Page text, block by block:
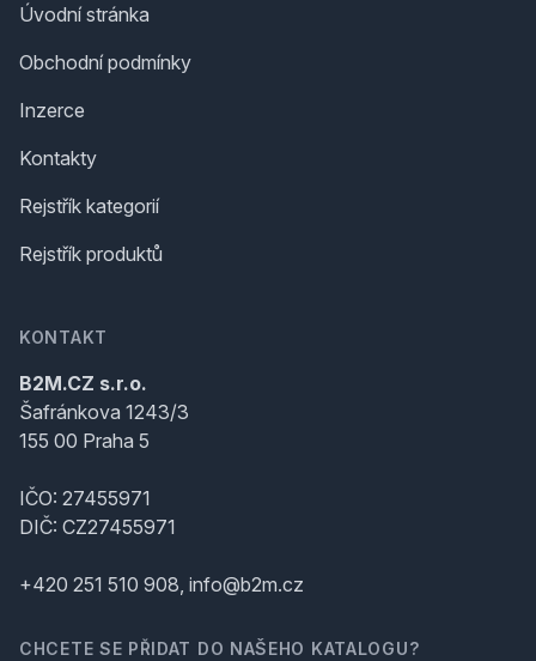
Úvodní stránka
Obchodní podmínky
Inzerce
Kontakty
Rejstřík kategorií
Rejstřík produktů
KONTAKT
B2M.CZ s.r.o.
Šafránkova 1243/3
155 00 Praha 5
IČO: 27455971
DIČ: CZ27455971
+420 251 510 908, info@b2m.cz
CHCETE SE PŘIDAT DO NAŠEHO KATALOGU?